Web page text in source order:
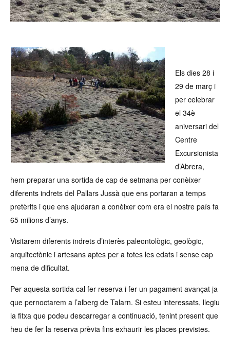
Els dies 28 i
29 de març i
per celebrar
el 34è
aniversari del
Centre
Excursionista
d’Abrera,
hem preparar una sortida de cap de setmana per conèixer
diferents indrets del Pallars Jussà que ens portaran a temps
pretèrits i que ens ajudaran a conèixer com era el nostre país fa
65 milions d’anys.
Visitarem diferents indrets d’interès paleontològic, geològic,
arquitectònic i artesans aptes per a totes les edats i sense cap
mena de dificultat.
Per aquesta sortida cal fer reserva i fer un pagament avançat ja
que pernoctarem a l’alberg de Talarn. Si esteu interessats, llegiu
la fitxa que podeu descarregar a continuació, tenint present que
heu de fer la reserva prèvia fins exhaurir les places previstes.